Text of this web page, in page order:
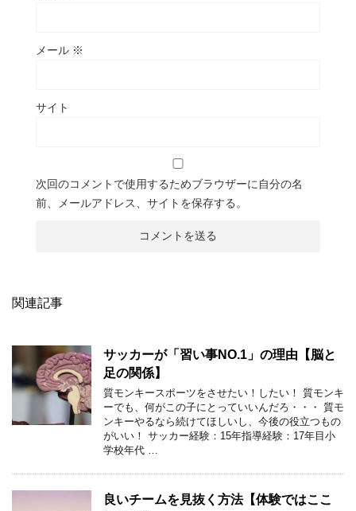
メール ※
サイト
次回のコメントで使用するためブラウザーに自分の名
前、メールアドレス、サイトを保存する。
関連記事
サッカーが「習い事NO.1」の理由【脳と
足の関係】
質モンキースポーツをさせたい！したい！ 質モンキ
ーでも、何がこの子にとっていいんだろ・・・ 質モ
ンキーやるなら続けてほしいし、今後の役立つもの
がいい！ サッカー経験：15年指導経験：17年目小
学校年代 …
良いチームを見抜く方法【体験ではここ